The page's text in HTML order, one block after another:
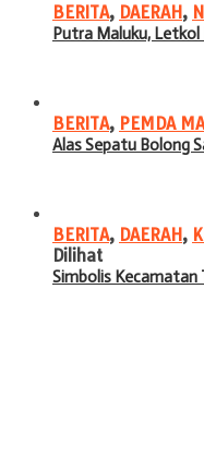
BERITA, DAERAH,
Putra Maluku,
BERITA, PEMDA
Alas Sepatu Bolong
BERITA, DAERAH,
Dilihat
Simbolis